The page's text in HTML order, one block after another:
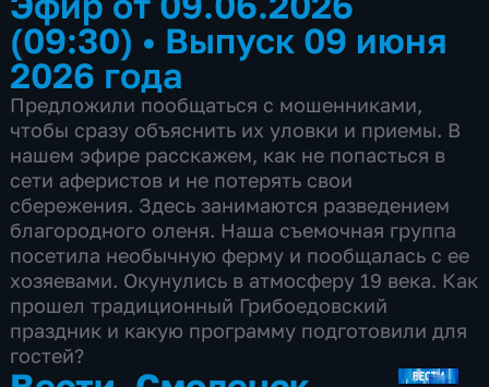
(09:30) • Выпуск 09 июня
2026 года
Предложили пообщаться с мошенниками,
чтобы сразу объяснить их уловки и приемы. В
нашем эфире расскажем, как не попасться в
сети аферистов и не потерять свои
сбережения. Здесь занимаются разведением
благородного оленя. Наша съемочная группа
посетила необычную ферму и пообщалась с ее
хозяевами. Окунулись в атмосферу 19 века. Как
прошел традиционный Грибоедовский
праздник и какую программу подготовили для
гостей?